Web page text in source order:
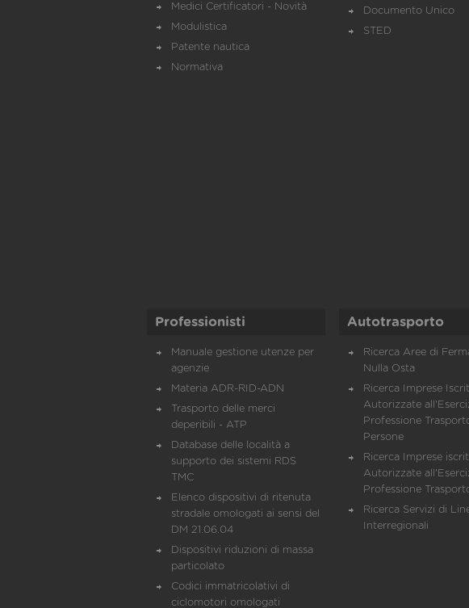
Medici Certificatori - Novità
Modulistica
Patente nautica
Normativa
Documento Unico
STED
Professionisti
Manuale gestione utenze per
agenzie
Materia ADR-RID-ADN
Trasporto delle merci
deperibili - ATP
Database delle località a
supporto dei sistemi RDS
TMC
Elenco dispositivi di ritenuta
stradale omologati ai sensi del
DM 21.06.04
Dispositivi riduzioni di massa
particolato
Codici immatricolativi di
ciclomotori omologati
Autotrasporto
Ricerca Aree di
Nulla Osta
Ricerca Imprese
Autorizzate
Professione
Persone
Ricerca Imprese
Autorizzate
Professione
Ricerca Servizi di
Interregionali